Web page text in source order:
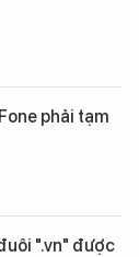
phải tạm
".vn" được